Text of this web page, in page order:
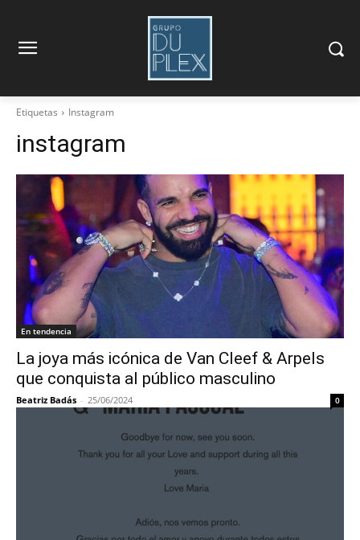
Etiquetas Instagram
instagram
En tendencia
La joya más icónica de Van Cleef & Arpels
que conquista al público masculino
Beatriz Badás - 25/06/2024 0